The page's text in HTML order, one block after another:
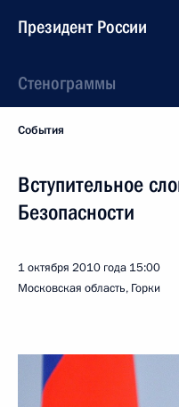
Президент России
Стенограммы
События
Вступительное
Безопасности
1 октября 2010 года 15:00
Московская область, Горки